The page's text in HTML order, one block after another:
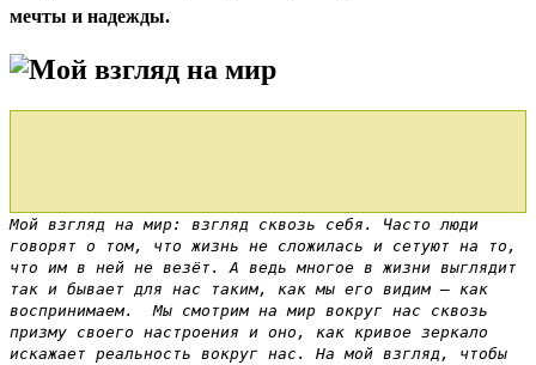
мечты и надежды.
Мой взгляд на мир
Мой взгляд на мир: взгляд сквозь себя. Часто люди
говорят о том, что жизнь не сложилась и сетуют на то,
что им в ней не везёт. А ведь многое в жизни выглядит
так и бывает для нас таким, как мы его видим — как
воспринимаем. Мы смотрим на мир вокруг нас сквозь
призму своего настроения и оно, как кривое зеркало
искажает реальность вокруг нас. На мой взгляд, чтобы